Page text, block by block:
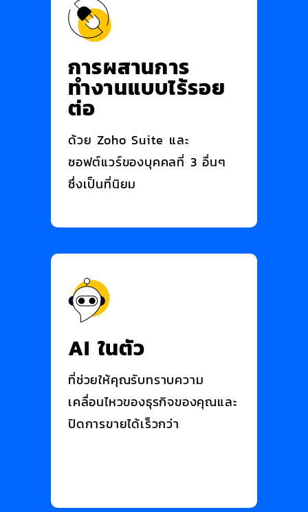
การผสานการ
ทำงานแบบไร้รอย
ต่อ
ด้วย Zoho Suite และ
ซอฟต์แวร์ของบุคคลที่ 3 อื่นๆ
ซึ่งเป็นที่นิยม
AI ในตัว
ที่ช่วยให้คุณรับทราบความ
เคลื่อนไหวของธุรกิจของคุณและ
ปิดการขายได้เร็วกว่า